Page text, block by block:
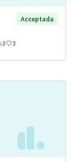
Acceptada
3 3